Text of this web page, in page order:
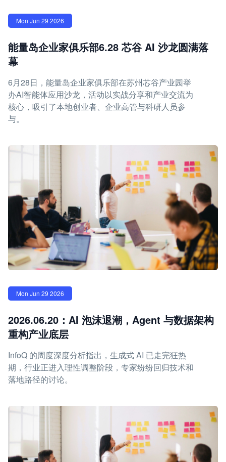
Mon Jun 29 2026
能量岛企业家俱乐部6.28 芯谷 AI 沙龙圆满落
幕
6月28日，能量岛企业家俱乐部在苏州芯谷产业园举
办AI智能体应用沙龙，活动以实战分享和产业交流为
核心，吸引了本地创业者、企业高管与科研人员参
与。
Mon Jun 29 2026
2026.06.20：AI 泡沫退潮，Agent 与数据架构
重构产业底层
InfoQ 的周度深度分析指出，生成式 AI 已走完狂热
期，行业正进入理性调整阶段，专家纷纷回归技术和
落地路径的讨论。